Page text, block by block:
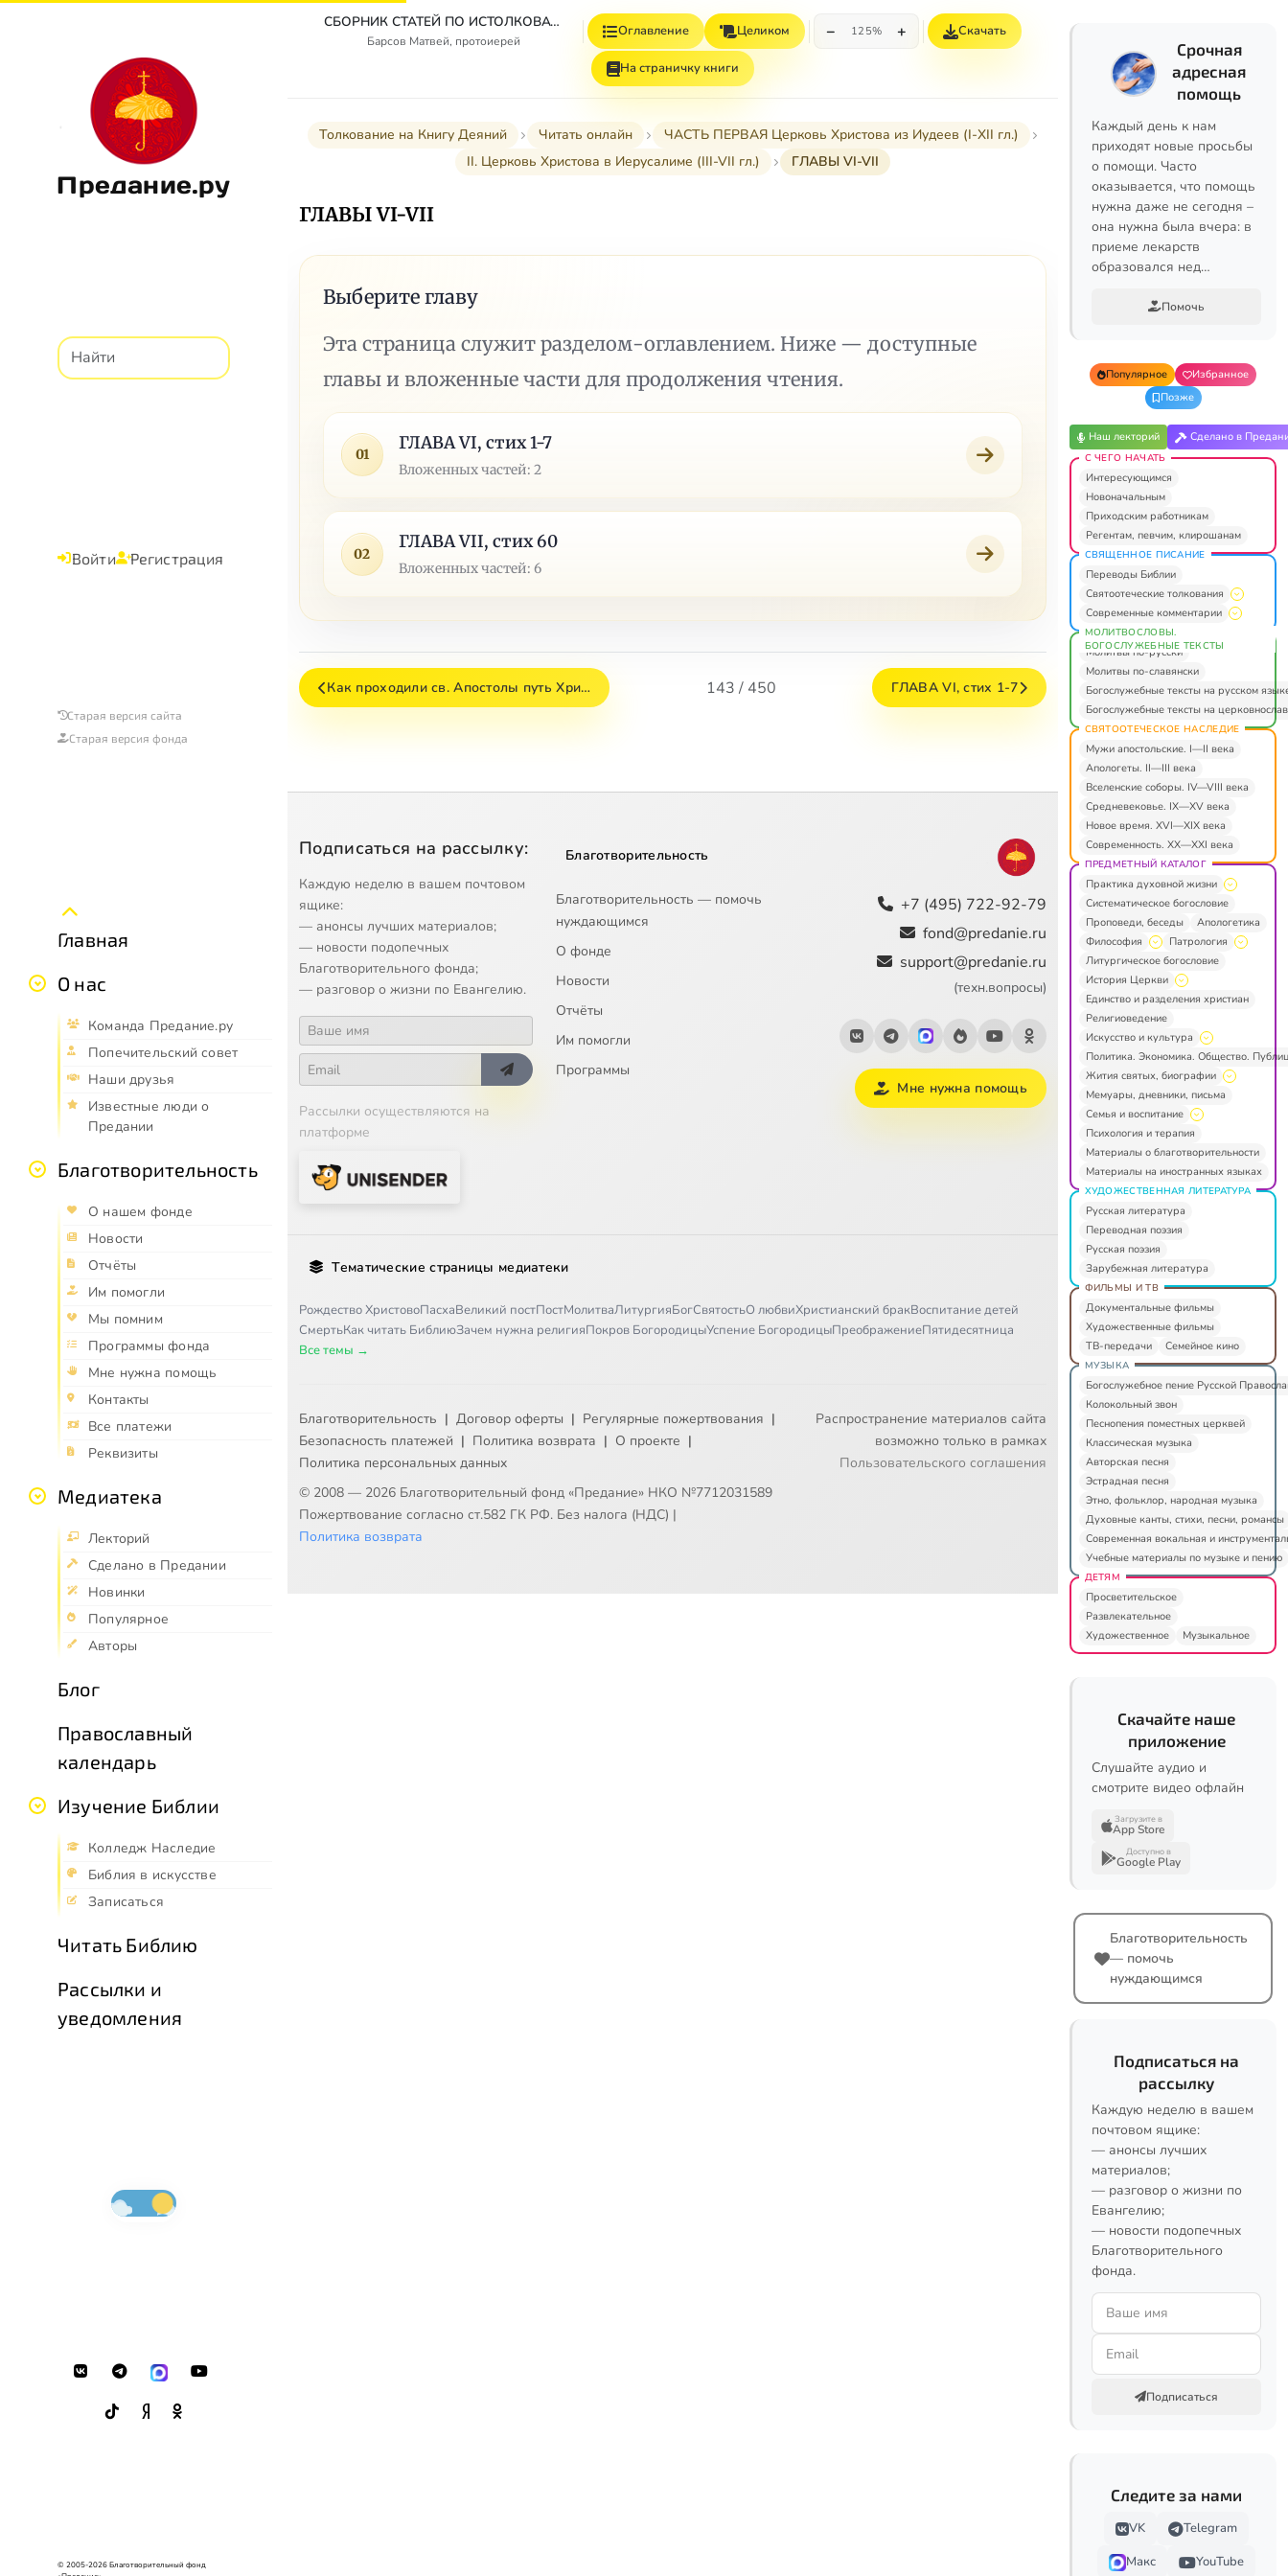
Предание.ру
Войти Регистрация
Старая версия сайта
Старая версия фонда
Главная
О нас
Команда Предание.ру
Попечительский совет
Наши друзья
Известные люди о
Предании
Благотворительность
О нашем фонде
Новости
Отчёты
Им помогли
Мы помним
Программы фонда
Мне нужна помощь
Контакты
Все платежи
Реквизиты
Медиатека
Лекторий
Сделано в Предании
Новинки
Популярное
Авторы
Блог
Православный
календарь
Изучение Библии
Колледж Наследие
Библия в искусстве
Записаться
Читать Библию
Рассылки и
уведомления
© 2005-2026 Благотворительный фонд
СБОРНИК СТАТЕЙ ПО ИСТОЛКОВАТЕЛЬНОМУ И НАЗИДАТЕЛЬНОМУ ЧТЕНИЮ ДЕЯНИЙ СВЯТЫХ АПОСТОЛОВ
Барсов Матвей, протоиерей
Оглавление Целиком − 125% + Скачать
На страничку книги
Толкование на Книгу Деяний Читать онлайн
ЧАСТЬ ПЕРВАЯ Церковь Христова из Иудеев (I-XII гл.)
II. Церковь Христова в Иерусалиме (III-VII гл.)
ГЛАВЫ VI-VII
ГЛАВЫ VI-VII
Выберите главу
Эта страница служит разделом-оглавлением. Ниже — доступные
главы и вложенные части для продолжения чтения.
01
ГЛАВА VI, стих 1-7
Вложенных частей: 2
02
ГЛАВА VII, стих 60
Вложенных частей: 6
Как проходили св. Апостолы путь Хри… 143 / 450 ГЛАВА VI, стих 1-7
Подписаться на рассылку:
Каждую неделю в вашем почтовом
ящике:
— анонсы лучших материалов;
— новости подопечных
Благотворительного фонда;
— разговор о жизни по Евангелию.
Рассылки осуществляются на
платформе
Благотворительность
Благотворительность — помочь
нуждающимся
О фонде
Новости
Отчёты
Им помогли
Программы
+7 (495) 722-92-79
fond@predanie.ru
support@predanie.ru
(техн.вопросы)
Мне нужна помощь
Тематические страницы медиатеки
Рождество ХристовоПасхаВеликий постПостМолитваЛитургияБогСвятостьО любвиХристианский бракВоспитание детей
СмертьКак читать БиблиюЗачем нужна религияПокров БогородицыУспение БогородицыПреображениеПятидесятница
Все темы →
Благотворительность | Договор оферты | Регулярные пожертвования |
Безопасность платежей | Политика возврата | О проекте |
Политика персональных данных
© 2008 — 2026 Благотворительный фонд «Предание» НКО №7712031589
Пожертвование согласно ст.582 ГК РФ. Без налога (НДС) |
Политика возврата
Распространение материалов сайта
возможно только в рамках
Пользовательского соглашения
Срочная
адресная
помощь
Каждый день к нам
приходят новые просьбы
о помощи. Часто
оказывается, что помощь
нужна даже не сегодня –
она нужна была вчера: в
приеме лекарств
образовался нед…
Помочь
Популярное
Избранное
Позже
Наш лекторий Сделано в
С ЧЕГО НАЧАТЬ
Интересующимся
Новоначальным
Приходским работникам
Регентам, певчим, клирошанам
СВЯЩЕННОЕ ПИСАНИЕ
Переводы Библии
Святоотеческие толкования
Современные комментарии
МОЛИТВОСЛОВЫ.
БОГОСЛУЖЕБНЫЕ ТЕКСТЫ
Молитвы по-русски
Молитвы по-славянски
Богослужебные тексты на русском
Богослужебные тексты на
СВЯТООТЕЧЕСКОЕ НАСЛЕДИЕ
Мужи апостольские. I—II века
Апологеты. II—III века
Вселенские соборы. IV—VIII века
Средневековье. IX—XV века
Новое время. XVI—XIX века
Современность. XX—XXI века
ПРЕДМЕТНЫЙ КАТАЛОГ
Практика духовной жизни
Систематическое богословие
Проповеди, беседы
Апологетика
Философия
Патрология
Литургическое богословие
История Церкви
Единство и разделения христиан
Религиоведение
Искусство и культура
Политика. Экономика. Общество.
Жития святых, биографии
Мемуары, дневники, письма
Семья и воспитание
Психология и терапия
Материалы о благотворительности
Материалы на иностранных языках
ХУДОЖЕСТВЕННАЯ ЛИТЕРАТУРА
Русская литература
Переводная поэзия
Русская поэзия
Зарубежная литература
ФИЛЬМЫ И ТВ
Документальные фильмы
Художественные фильмы
ТВ-передачи
Семейное кино
МУЗЫКА
Богослужебное пение Русской
Колокольный звон
Песнопения поместных церквей
Классическая музыка
Авторская песня
Эстрадная песня
Этно, фольклор, народная музыка
Духовные канты, стихи, песни, романсы
Современная вокальная и
Учебные материалы по музыке и пению
ДЕТЯМ
Просветительское
Развлекательное
Художественное
Музыкальное
Скачайте наше
приложение
Слушайте аудио и
смотрите видео офлайн
Загрузите в
App Store
Доступно в
Google Play
Благотворительность
— помочь
нуждающимся
Подписаться на
рассылку
Каждую неделю в вашем
почтовом ящике:
— анонсы лучших
материалов;
— разговор о жизни по
Евангелию;
— новости подопечных
Благотворительного
фонда.
Подписаться
Следите за нами
VK
Telegram
Макс
YouTube